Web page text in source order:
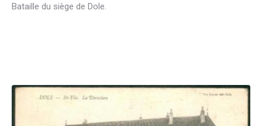
Bataille du siège de Dole.